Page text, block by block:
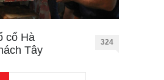
cổ Hà
Tây
324